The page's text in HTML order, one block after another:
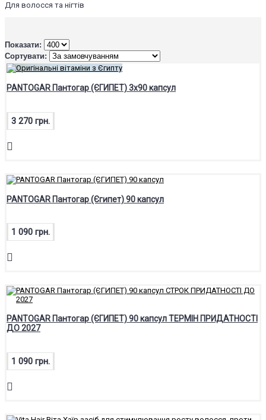
Для волосся та нігтів
Показати:
Сортувати:
PANTOGAR Пантогар (ЄГИПЕТ) 3х90 капсул
3 270 грн.
PANTOGAR Пантогар (Єгипет) 90 капсул
1 090 грн.
PANTOGAR Пантогар (ЄГИПЕТ) 90 капсул ТЕРМІН ПРИДАТНОСТІ
ДО 2027
1 090 грн.